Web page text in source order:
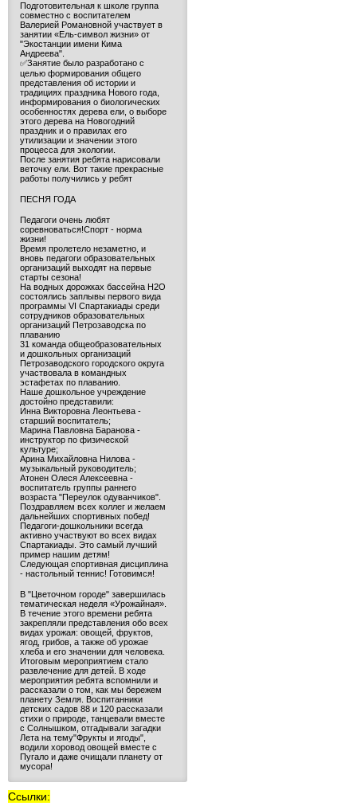
Подготовительная к школе группа
совместно с воспитателем
Валерией Романовной участвует в
занятии «Ель-символ жизни» от
"Экостанции имени Кима
Андреева".
✅Занятие было разработано с
целью формирования общего
представления об истории и
традициях праздника Нового года,
информирования о биологических
особенностях дерева ели, о выборе
этого дерева на Новогодний
праздник и о правилах его
утилизации и значении этого
процесса для экологии.
После занятия ребята нарисовали
веточку ели. Вот такие прекрасные
работы получились у ребят
ПЕСНЯ ГОДА
Педагоги очень любят
соревноваться!Спорт - норма
жизни!
Время пролетело незаметно, и
вновь педагоги образовательных
организаций выходят на первые
старты сезона!
На водных дорожках бассейна H2O
состоялись заплывы первого вида
программы VI Спартакиады среди
сотрудников образовательных
организаций Петрозаводска по
плаванию
31 команда общеобразовательных
и дошкольных организаций
Петрозаводского городского округа
участвовала в командных
эстафетах по плаванию.
Наше дошкольное учреждение
достойно представили:
Инна Викторовна Леонтьева -
старший воспитатель;
Марина Павловна Баранова -
инструктор по физической
культуре;
Арина Михайловна Нилова -
музыкальный руководитель;
Атонен Олеся Алексеевна -
воспитатель группы раннего
возраста "Переулок одуванчиков".
Поздравляем всех коллег и желаем
дальнейших спортивных побед!
Педагоги-дошкольники всегда
активно участвуют во всех видах
Спартакиады. Это самый лучший
пример нашим детям!
Следующая спортивная дисциплина
- настольный теннис! Готовимся!
В "Цветочном городе" завершилась
тематическая неделя «Урожайная».
В течение этого времени ребята
закрепляли представления обо всех
видах урожая: овощей, фруктов,
ягод, грибов, а также об урожае
хлеба и его значении для человека.
Итоговым мероприятием стало
развлечение для детей. В ходе
мероприятия ребята вспомнили и
рассказали о том, как мы бережем
планету Земля. Воспитанники
детских садов 88 и 120 рассказали
стихи о природе, танцевали вместе
с Солнышком, отгадывали загадки
Лета на тему"Фрукты и ягоды",
водили хоровод овощей вместе с
Пугало и даже очищали планету от
мусора!
Ссылки: